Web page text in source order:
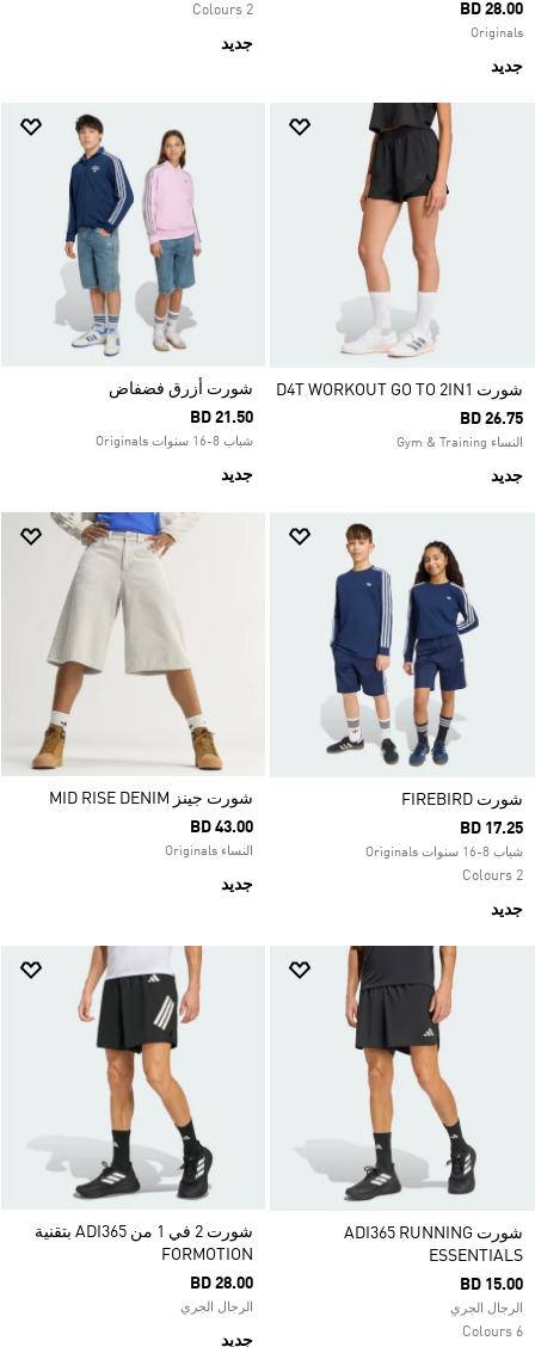
BD 28.00
Originals
جديد
2 Colours
جديد
شورت D4T WORKOUT GO TO 2IN1
BD 26.75
النساء Gym & Training
جديد
شورت أزرق فضفاض
BD 21.50
شباب 8-16 سنوات Originals
جديد
شورت FIREBIRD
BD 17.25
شباب 8-16 سنوات Originals
2 Colours
جديد
شورت جينز MID RISE DENIM
BD 43.00
النساء Originals
جديد
شورت ADI365 RUNNING
ESSENTIALS
BD 15.00
الرجال الجري
6 Colours
شورت 2 في 1 من ADI365 بتقنية
FORMOTION
BD 28.00
الرجال الجري
جديد